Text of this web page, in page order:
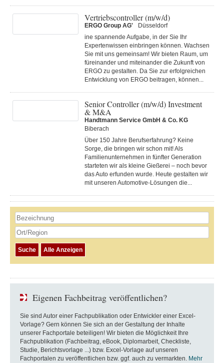
Vertriebscontroller (m/w/d)
ERGO Group AG'
Düsseldorf
ine spannende Aufgabe, in der Sie Ihr
Expertenwissen einbringen können. Wachsen
Sie mit uns gemeinsam! Wir bieten Raum, um
füreinander und miteinander die Zukunft von
ERGO zu gestalten. Da Sie zur erfolgreichen
Entwicklung von ERGO beitragen, können...
Senior Controller (m/w/d) Investment
& M&A
Handtmann Service GmbH & Co. KG
Biberach
Über 150 Jahre Berufserfahrung? Keine
Sorge, die bringen wir schon mit! Als
Familienunternehmen in fünfter Generation
starteten wir als kleine Gießerei – noch bevor
das Auto erfunden wurde. Heute gestalten wir
mit unseren Automotive-Lösungen die...
Eigenen Fachbeitrag veröffentlichen?
Sie sind Autor einer Fachpublikation oder Entwickler einer Excel-
Vorlage? Gern können Sie sich an der Gestaltung der Inhalte
unserer Fachportale beteiligen! Wir bieten die Möglichkeit Ihre
Fachpublikation (Fachbeitrag, eBook, Diplomarbeit, Checkliste,
Studie, Berichtsvorlage ...) bzw. Excel-Vorlage auf unseren
Fachportalen zu veröffentlichen bzw. ggf. auch zu vermarkten. Mehr